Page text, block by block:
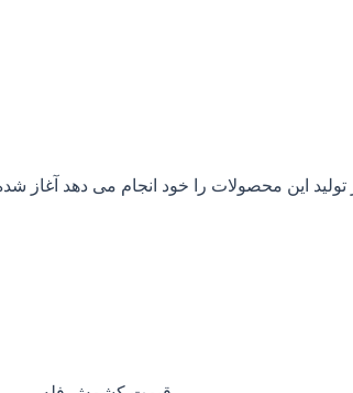
این محصولات را خود انجام می دهد آغاز